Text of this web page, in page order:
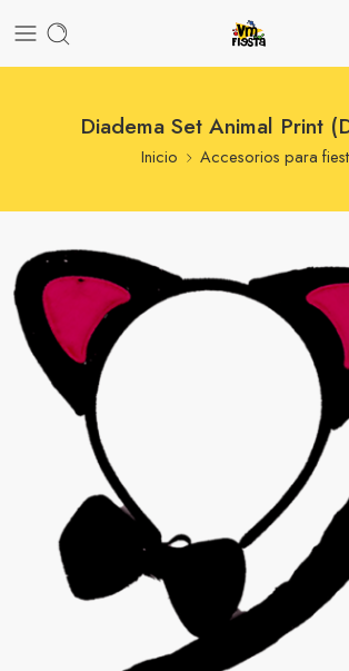
Diadema Set Animal Print
Inicio Accesorios para